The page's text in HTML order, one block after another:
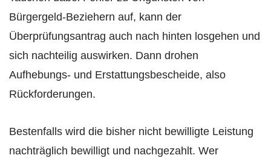
Bürgergeld-Beziehern auf, kann der
Überprüfungsantrag auch nach hinten losgehen und
sich nachteilig auswirken. Dann drohen
Aufhebungs- und Erstattungsbescheide, also
Rückforderungen.
Bestenfalls wird die bisher nicht bewilligte Leistung
nachträglich bewilligt und nachgezahlt. Wer